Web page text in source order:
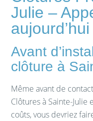
Julie –
aujourd’hui
Avant
clôture à
Même avant de
Clôtures à Sainte-Julie
coûts, vous devriez